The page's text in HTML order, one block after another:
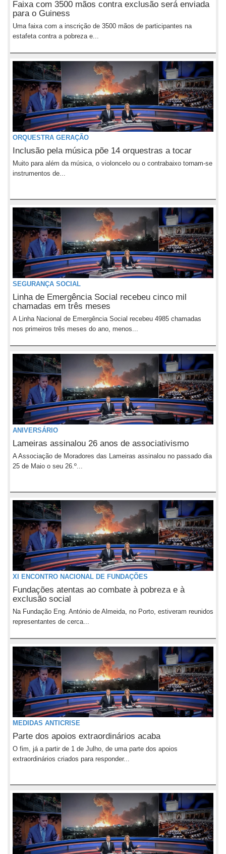
Faixa com 3500 mãos contra exclusão será enviada
para o Guiness
Uma faixa com a inscrição de 3500 mãos de participantes na
estafeta contra a pobreza e...
ORQUESTRA GERAÇÃO
Inclusão pela música põe 14 orquestras a tocar
Muito para além da música, o violoncelo ou o contrabaixo tornam-se
instrumentos de...
SEGURANÇA SOCIAL
Linha de Emergência Social recebeu cinco mil
chamadas em três meses
A Linha Nacional de Emergência Social recebeu 4985 chamadas
nos primeiros três meses do ano, menos...
ANIVERSÁRIO
Lameiras assinalou 26 anos de associativismo
A Associação de Moradores das Lameiras assinalou no passado dia
25 de Maio o seu 26.º...
XI ENCONTRO NACIONAL DE FUNDAÇÕES
Fundações atentas ao combate à pobreza e à
exclusão social
Na Fundação Eng. António de Almeida, no Porto, estiveram reunidos
representantes de cerca...
MEDIDAS ANTICRISE
Parte dos apoios extraordinários acaba
O fim, já a partir de 1 de Julho, de uma parte dos apoios
extraordinários criados para responder...